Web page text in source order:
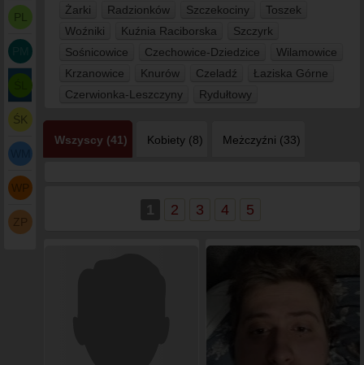
PL
ŚK
WP
Żarki
Radzionków Szczekociny
Toszek
Woźniki
Kuźnia Raciborska
Szczyrk
Sośnicowice
Czechowice-Dziedzice
Wilamowice
Krzanowice
Knurów Czeladź
Łaziska Górne
Czerwionka-Leszczyny
Rydułtowy
Wszyscy (41) Kobiety (8) Meżczyźni (33)
1 2 3 4 5